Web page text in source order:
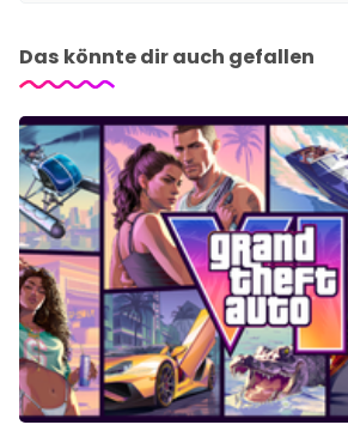
Das könnte dir auch gefallen